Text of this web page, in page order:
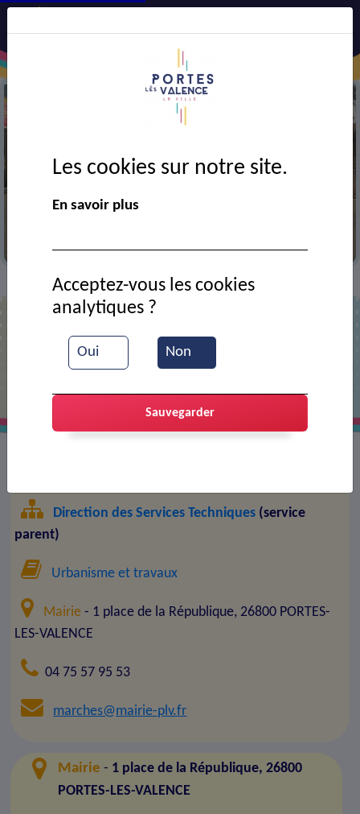
> Contact >Marchés publics
Marchés publics
Direction des Services Techniques (service
parent)
Urbanisme et travaux
Mairie - 1 place de la République, 26800 PORTES-
LES-VALENCE
04 75 57 95 53
marches@mairie-plv.fr
Mairie - 1 place de la République, 26800
PORTES-LES-VALENCE
Les cookies sur notre site.
En savoir plus
Oui Non
Acceptez-vous les cookies
analytiques ?
Sauvegarder